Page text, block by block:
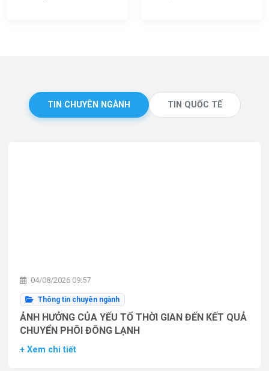
TIN CHUYÊN NGÀNH TIN QUỐC TẾ
04/08/2026 09:57
Thông tin chuyên ngành
ẢNH HƯỞNG CỦA YẾU TỐ THỜI GIAN ĐẾN KẾT QUẢ
CHUYỂN PHÔI ĐÔNG LẠNH
+ Xem chi tiết